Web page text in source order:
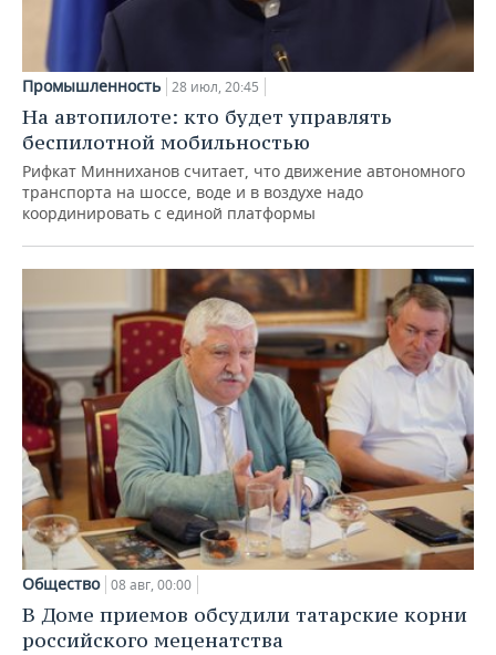
Промышленность 28 июл, 20:45
На автопилоте: кто будет управлять
беспилотной мобильностью
Рифкат Минниханов считает, что движение автономного
транспорта на шоссе, воде и в воздухе надо
координировать с единой платформы
Общество 08 авг, 00:00
В Доме приемов обсудили татарские корни
российского меценатства